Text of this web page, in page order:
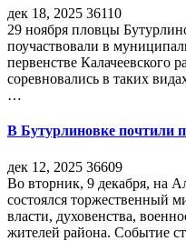
дек 18, 2025 36110
29 ноября пловцы
поучаствовали в
первенстве Калачеевского
соревновались в таких
…
В Бутурлиновке почтили
дек 12, 2025 36609
Во вторник, 9 декабря, на
состоялся торжественный
власти, духовенства,
жителей района. Событие